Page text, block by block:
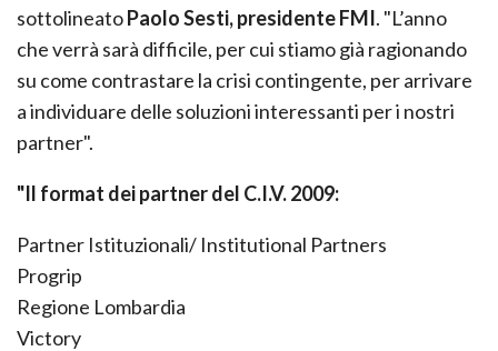
sottolineatoPaolo Sesti, presidente FMI. "L’anno
che verrà sarà difficile, per cui stiamo già ragionando
su come contrastare la crisi contingente, per arrivare
a individuare delle soluzioni interessanti per i nostri
partner".
"Il format dei partner del C.I.V. 2009:
Partner Istituzionali/ Institutional Partners
Progrip
Regione Lombardia
Victory